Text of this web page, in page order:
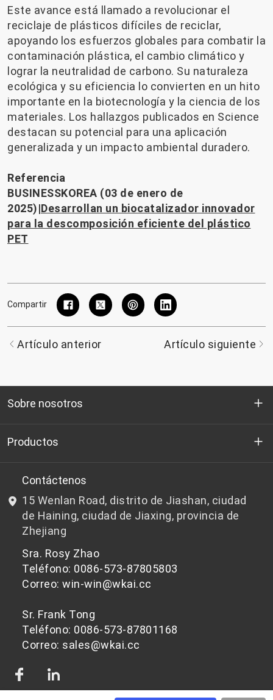
Este avance está llamado a revolucionar el
reciclaje de plásticos difíciles de reciclar,
apoyando los esfuerzos globales para combatir la
contaminación plástica, el cambio climático y
lograr la neutralidad de carbono. Su naturaleza
ecológica y su eficiencia lo convierten en un hito
importante en la biotecnología y la ciencia de los
materiales. Los hallazgos publicados en Science
destacan su potencial para una aplicación
generalizada y un impacto ambiental duradero.
Referencia
BUSINESSKOREA (03 de enero de
2025)|Desarrollan un biocatalizador innovador
para la descomposición eficiente del plástico
PET
Compartir
Artículo anterior Artículo siguiente
Sobre nosotros
Quienes somos
I+D
Noticias y Eventos
política de privacidad
Productos
Chips de PET aptos para botellas
Chips de PET que no son aptos para botellas
Contáctenos
15 Wenlan Road, distrito de Jiashan, ciudad
de Haining, ciudad de Jiaxing, provincia de
Zhejiang
Sra. Rosy Zhao
Teléfono: 0086-573-87805803
Correo: win-win@wkai.cc
Sr. Frank Tong
Teléfono: 0086-573-87801168
Correo: sales@wkai.cc